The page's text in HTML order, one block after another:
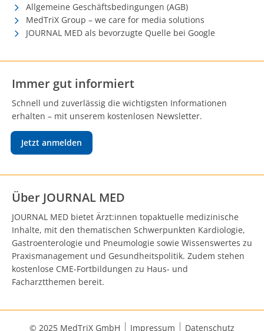
Allgemeine Geschäftsbedingungen (AGB)
MedTriX Group – we care for media solutions
JOURNAL MED als bevorzugte Quelle bei Google
Immer gut informiert
Schnell und zuverlässig die wichtigsten Informationen
erhalten – mit unserem kostenlosen Newsletter.
Jetzt anmelden
Über JOURNAL MED
JOURNAL MED bietet Ärzt:innen topaktuelle medizinische
Inhalte, mit den thematischen Schwerpunkten Kardiologie,
Gastroenterologie und Pneumologie sowie Wissenswertes zu
Praxismanagement und Gesundheitspolitik. Zudem stehen
kostenlose CME-Fortbildungen zu Haus- und
Facharztthemen bereit.
© 2025 MedTriX GmbH Impressum Datenschutz